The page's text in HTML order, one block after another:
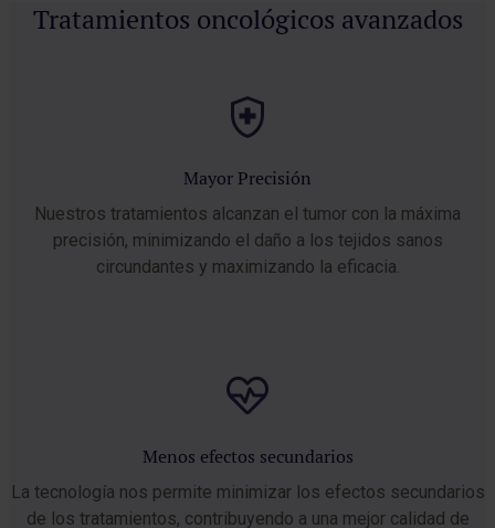
Tratamientos oncológicos avanzados
Mayor Precisión
Nuestros tratamientos alcanzan el tumor con la máxima
precisión, minimizando el daño a los tejidos sanos
circundantes y maximizando la eficacia.
Menos efectos secundarios
La tecnología nos permite minimizar los efectos secundarios
de los tratamientos, contribuyendo a una mejor calidad de